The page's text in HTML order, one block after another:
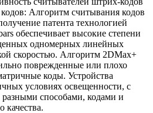
Aлгоритм считывания кодов
патента технологией
обеспечивает высокие степени
одномерных линейных
скоростью. Aлгоритм 2DMax+
поврежденные или плохо
коды. Устройства
условиях освещенности, с
способами, кодами и
качества.